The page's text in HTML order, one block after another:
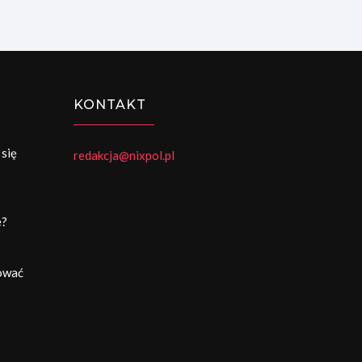
KONTAKT
redakcja@nixpol.pl